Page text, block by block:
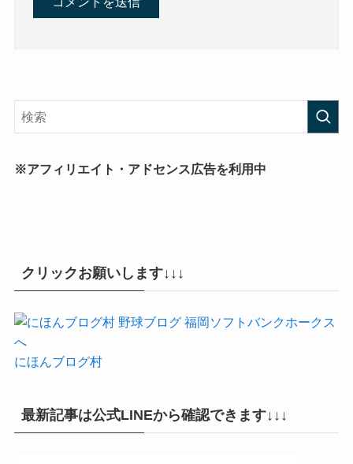
※アフィリエイト・アドセンス広告を利用中
クリックお願いします↓↓↓
にほんブログ村
最新記事は公式LINEから確認できます↓↓↓